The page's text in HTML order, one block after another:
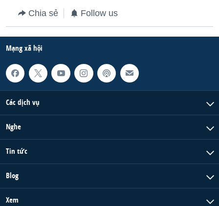
Chia sẻ Follow us
Mạng xã hội
Các dịch vụ
Nghe
Tin tức
Blog
Xem